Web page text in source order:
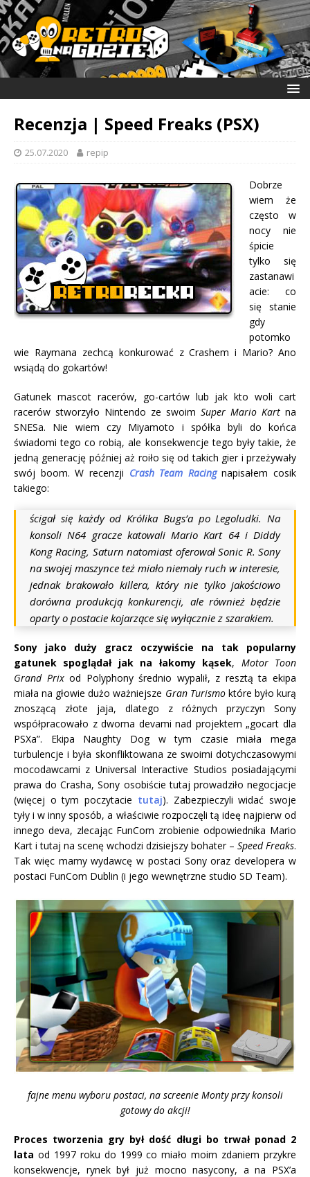
Recenzja | Speed Freaks (PSX)
25.07.2020 repip
Dobrze
wiem że
często w
nocy nie
śpicie
tylko się
zastanawi
acie: co
się stanie
gdy
potomko
wie Raymana zechcą konkurować z Crashem i Mario? Ano
wsiądą do gokartów!
Gatunek mascot racerów, go-cartów lub jak kto woli cart
racerów stworzyło Nintendo ze swoim Super Mario Kart na
SNESa. Nie wiem czy Miyamoto i spółka byli do końca
świadomi tego co robią, ale konsekwencje tego były takie, że
jedną generację później aż roiło się od takich gier i przeżywały
swój boom. W recenzji Crash Team Racing napisałem cosik
takiego:
ścigał się każdy od Królika Bugs’a po Legoludki. Na
konsoli N64 gracze katowali Mario Kart 64i Diddy
Kong Racing, Saturn natomiast oferowałSonic R. Sony
na swojej maszynce też miało niemały ruch w interesie,
jednak brakowało killera, który nie tylko jakościowo
dorówna produkcją konkurencji, ale również będzie
oparty o postacie kojarzące się wyłącznie z szarakiem.
Sony jako duży gracz oczywiście na tak popularny
gatunek spoglądał jak na łakomy kąsek, Motor Toon
Grand Prixod Polyphony średnio wypalił, z resztą ta ekipa
miała na głowie dużo ważniejsze Gran Turismo które było kurą
znoszącą złote jaja, dlatego z różnych przyczyn Sony
współpracowało z dwoma devami nad projektem „gocart dla
PSXa”. Ekipa Naughty Dog w tym czasie miała mega
turbulencje i była skonfliktowana ze swoimi dotychczasowymi
mocodawcami z Universal Interactive Studios posiadającymi
prawa do Crasha, Sony osobiście tutaj prowadziło negocjacje
(więcej o tym poczytacie tutaj). Zabezpieczyli widać swoje
tyły i w inny sposób, a właściwie rozpoczęli tą ideę najpierw od
innego deva, zlecając FunCom zrobienie odpowiednika Mario
Kart i tutaj na scenę wchodzi dzisiejszy bohater – Speed Freaks.
Tak więc mamy wydawcę w postaci Sony oraz developera w
postaci FunCom Dublin (i jego wewnętrzne studio SD Team).
fajne menu wyboru postaci, na screenie Monty przy konsoli
gotowy do akcji!
Proces tworzenia gry był dość długi bo trwał ponad 2
lata od 1997 roku do 1999 co miało moim zdaniem przykre
konsekwencje, rynek był już mocno nasycony, a na PSX’a